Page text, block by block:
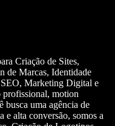
Criação de Sites,
de Marcas, Identidade
Marketing Digital e
profissional, motion
busca uma agência de
e alta conversão, somos a